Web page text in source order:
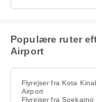
Populære ruter
Airport
Flyrejser fra Kota
Airport
Flyrejser fra